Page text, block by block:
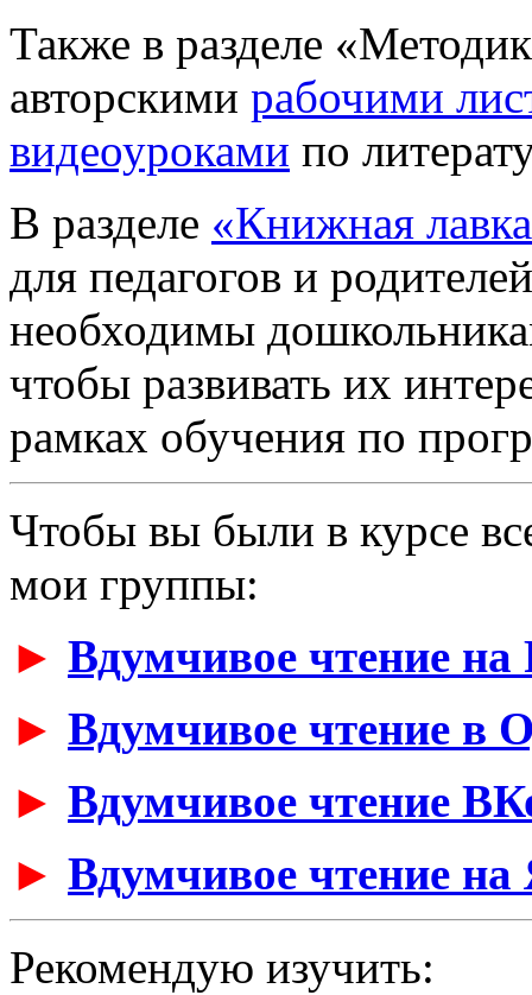
Также в разделе
авторскими рабочими
видеоуроками по
В разделе «Книжная
для педагогов и
необходимы
чтобы развивать их
рамках обучения по
Чтобы вы были в курсе
мои группы:
► Вдумчивое чтение на
► Вдумчивое чтение в
► Вдумчивое чтение
► Вдумчивое чтение на
Рекомендую изучить: